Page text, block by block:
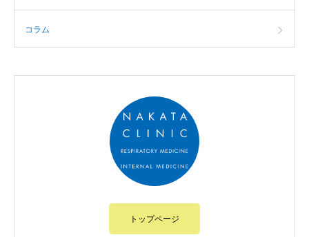
コラム
トップページ